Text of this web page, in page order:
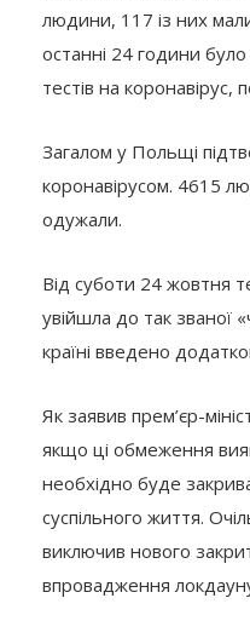
людини, 117 із них
останні 24 години
тестів на коронавірус,
Загалом у Польщі
коронавірусом. 4615
одужали.
Від суботи 24 жовтня
увійшла до так званої
країні введено
Як заявив прем’єр-
якщо ці обмеження
необхідно буде
суспільного життя.
виключив нового
впровадження